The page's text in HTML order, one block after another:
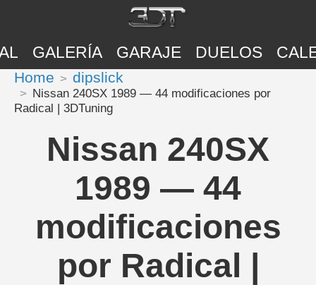
GALERÍA GARAJE DUELOS
Home dipslick
Nissan 240SX 1989 — 44 modificaciones por
Radical | 3DTuning
Nissan 240SX
1989 — 44
modificaciones
por Radical |